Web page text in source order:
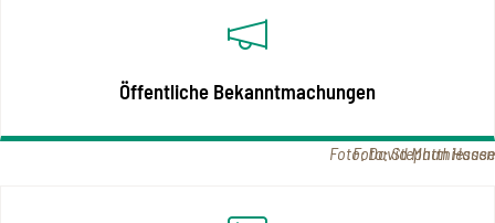
Foto: Stephan Haase
Foto: David Matthiessen
Öffentliche Bekanntmachungen